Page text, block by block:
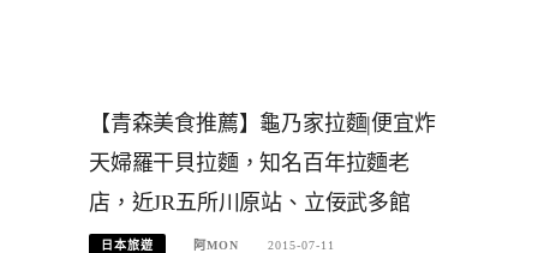
【青森美食推薦】龜乃家拉麵|便宜炸
天婦羅干貝拉麵，知名百年拉麵老
店，近JR五所川原站、立佞武多館
日本旅遊 阿MON 2015-07-11